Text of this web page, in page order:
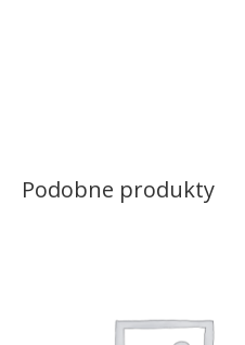
Podobne produkty